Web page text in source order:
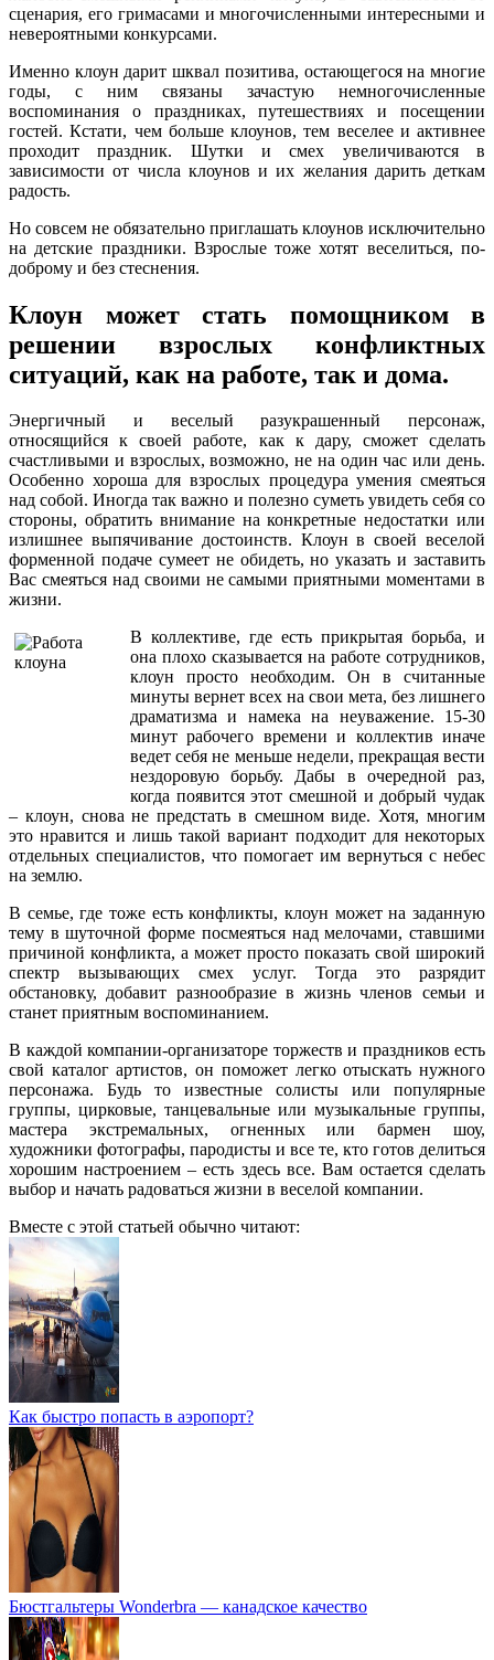
сценария, его гримасами и многочисленными интересными и
невероятными конкурсами.
Именно клоун дарит шквал позитива, остающегося на многие
годы, с ним связаны зачастую немногочисленные
воспоминания о праздниках, путешествиях и посещении
гостей. Кстати, чем больше клоунов, тем веселее и активнее
проходит праздник. Шутки и смех увеличиваются в
зависимости от числа клоунов и их желания дарить деткам
радость.
Но совсем не обязательно приглашать клоунов исключительно
на детские праздники. Взрослые тоже хотят веселиться, по-
доброму и без стеснения.
Клоун может стать помощником в
решении взрослых конфликтных
ситуаций, как на работе, так и дома.
Энергичный и веселый разукрашенный персонаж,
относящийся к своей работе, как к дару, сможет сделать
счастливыми и взрослых, возможно, не на один час или день.
Особенно хороша для взрослых процедура умения смеяться
над собой. Иногда так важно и полезно суметь увидеть себя со
стороны, обратить внимание на конкретные недостатки или
излишнее выпячивание достоинств. Клоун в своей веселой
форменной подаче сумеет не обидеть, но указать и заставить
Вас смеяться над своими не самыми приятными моментами в
жизни.
В коллективе, где есть прикрытая борьба, и
она плохо сказывается на работе сотрудников,
клоун просто необходим. Он в считанные
минуты вернет всех на свои мета, без лишнего
драматизма и намека на неуважение. 15-30
минут рабочего времени и коллектив иначе
ведет себя не меньше недели, прекращая вести
нездоровую борьбу. Дабы в очередной раз,
когда появится этот смешной и добрый чудак
– клоун, снова не предстать в смешном виде. Хотя, многим
это нравится и лишь такой вариант подходит для некоторых
отдельных специалистов, что помогает им вернуться с небес
на землю.
В семье, где тоже есть конфликты, клоун может на заданную
тему в шуточной форме посмеяться над мелочами, ставшими
причиной конфликта, а может просто показать свой широкий
спектр вызывающих смех услуг. Тогда это разрядит
обстановку, добавит разнообразие в жизнь членов семьи и
станет приятным воспоминанием.
В каждой компании-организаторе торжеств и праздников есть
свой каталог артистов, он поможет легко отыскать нужного
персонажа. Будь то известные солисты или популярные
группы, цирковые, танцевальные или музыкальные группы,
мастера экстремальных, огненных или бармен шоу,
художники фотографы, пародисты и все те, кто готов делиться
хорошим настроением – есть здесь все. Вам остается сделать
выбор и начать радоваться жизни в веселой компании.
Вместе с этой статьей обычно читают:
Как быстро попасть в аэропорт?
Бюстгальтеры Wonderbra — канадское качество